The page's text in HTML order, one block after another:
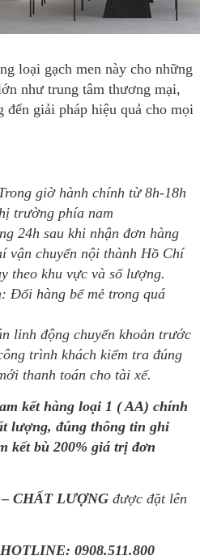
loại gạch men này cho những
như trung tâm thương mại,
giải pháp hiệu quả cho mọi
giờ hành chính từ 8h-18h
trường phía nam
24h sau khi nhận đơn hàng
vận chuyển nội thành Hồ Chí
theo khu vực và số lượng.
Đổi hàng bể mẻ trong quá
linh động chuyển khoản trước
trình khách kiểm tra đúng
thanh toán cho tài xế.
kết hàng loại 1 ( AA) chính
lượng, đúng thông tin ghi
kết bù 200% giá trị đơn
CHẤT LƯỢNG được đặt lên
0908.511.800